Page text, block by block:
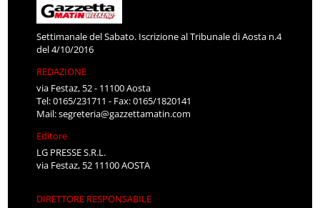
Settimanale del Sabato. Iscrizione al Tribunale di Aosta n.4
del 4/10/2016
REDAZIONE
via Festaz, 52 - 11100 Aosta
Tel: 0165/231711 - Fax: 0165/1820141
Mail:segreteria@gazzettamatin.com
Editore
LG PRESSE S.R.L.
via Festaz, 52 11100 AOSTA
DIRETTORE RESPONSABILE